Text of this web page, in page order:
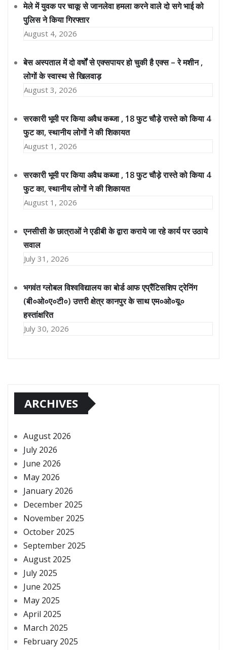
मेले में युवक पर चाकू से जानलेवा हमला करने वाले दो सगे भाई को
पुलिस ने किया गिरफ्तार
August 4, 2026
बेस अस्पताल में दो वर्षों से एक्सपायर हो चुकी है एक्स – रे मशीन ,
लोगों के स्वास्थ से खिलवाड़
August 3, 2026
सरकारी भूमी पर किया अवैध कब्जा , 18 फुट चौड़े रास्ते को किया 4
फुट का, स्थानीय लोगों ने की शिकायत
August 1, 2026
सरकारी भूमी पर किया अवैध कब्जा , 18 फुट चौड़े रास्ते को किया 4
फुट का, स्थानीय लोगों ने की शिकायत
August 1, 2026
एनसीसी के छात्राओं ने एडीबी के द्वारा कराये जा रहे कार्य पर उठाये
सवाल
July 31, 2026
भगवंत ग्लोबल विश्वविद्यालय का बोर्ड आफ एप्रैंटिसशिप ट्रेनिंग
(बी०ओ०ए०टी०) उत्तरी क्षेत्र कानपुर के साथ एम०ओ०यू०
हस्तांक्षरित
July 30, 2026
ARCHIVES
August 2026
July 2026
June 2026
May 2026
January 2026
December 2025
November 2025
October 2025
September 2025
August 2025
July 2025
June 2025
May 2025
April 2025
March 2025
February 2025